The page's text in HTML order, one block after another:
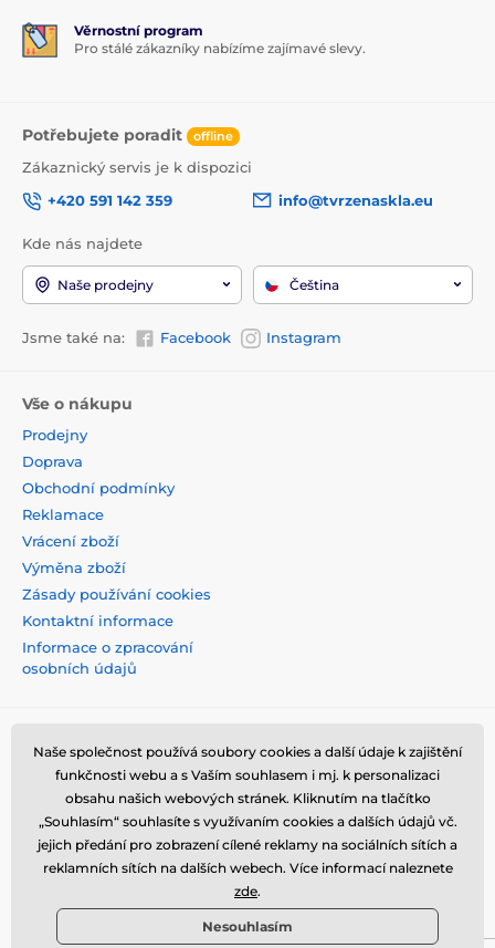
Věrnostní program
Pro stálé zákazníky nabízíme zajímavé slevy.
Potřebujete poradit offline
Zákaznický servis je k dispozici
+420 591 142 359
info@tvrzenaskla.eu
Kde nás najdete
Naše prodejny Čeština
Jsme také na: Facebook Instagram
Vše o nákupu
Prodejny
Doprava
Obchodní podmínky
Reklamace
Vrácení zboží
Výměna zboží
Zásady používání cookies
Kontaktní informace
Informace o zpracování
osobních údajů
Naše společnost používá soubory cookies a další údaje k zajištění
funkčnosti webu a s Vaším souhlasem i mj. k personalizaci
obsahu našich webových stránek. Kliknutím na tlačítko
„Souhlasím“ souhlasíte s využívaním cookies a dalších údajů vč.
jejich předání pro zobrazení cílené reklamy na sociálních sítích a
reklamních sítích na dalších webech. Více informací naleznete
zde.
Nesouhlasím